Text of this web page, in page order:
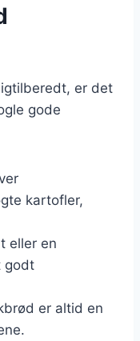
er det
gode
kartofler,
eller en
godt
er altid en